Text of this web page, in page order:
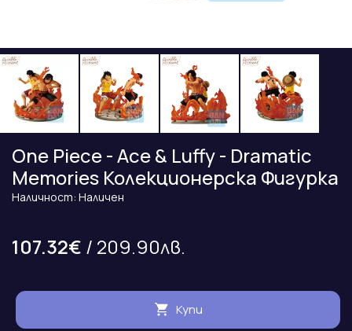
One Piece - Ace & Luffy - Dramatic
Memories Колекционерска Фигурка
Наличност: Наличен
107.32€ / 209.90лв.
Купи